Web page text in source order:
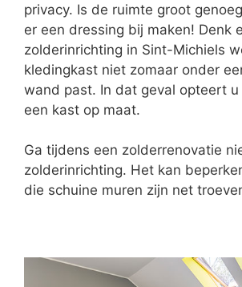
privacy. Is de ruimte groot
er een dressing bij maken! Denk
zolderinrichting in Sint-Michiels
kledingkast niet zomaar onder
wand past. In dat geval opteert
een kast op maat.
Ga tijdens een zolderrenovatie
zolderinrichting. Het kan
die schuine muren zijn net